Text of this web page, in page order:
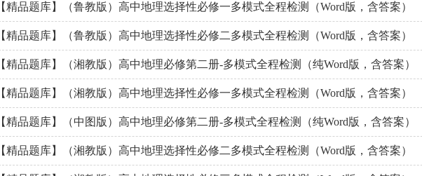
【精品题库】（鲁教版）高中地理选择性必修一多模式全程检测（Word版，含答案）
【精品题库】（鲁教版）高中地理选择性必修二多模式全程检测（Word版，含答案）
【精品题库】（湘教版）高中地理必修第二册-多模式全程检测（纯Word版，含答案）
【精品题库】（湘教版）高中地理选择性必修一多模式全程检测（Word版，含答案）
【精品题库】（中图版）高中地理必修第二册-多模式全程检测（纯Word版，含答案）
【精品题库】（湘教版）高中地理选择性必修二多模式全程检测（Word版，含答案）